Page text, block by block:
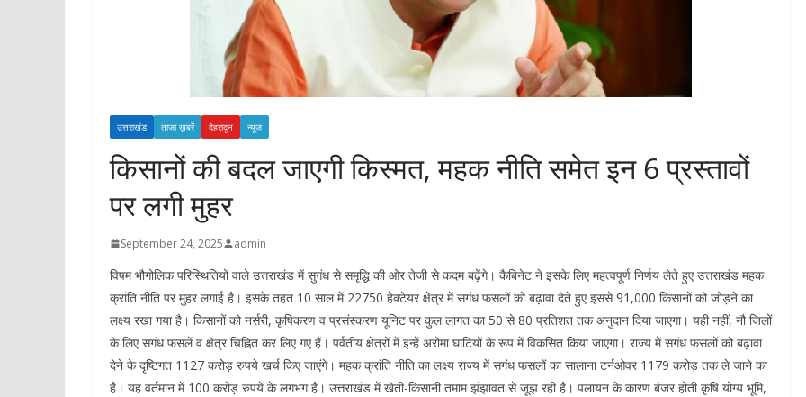
उत्तराखंड ताज़ा ख़बरें देहरादून न्यूज़
किसानों की बदल जाएगी किस्मत, महक नीति समेत इन 6 प्रस्तावों
पर लगी मुहर
September 24, 2025 admin
विषम भौगोलिक परिस्थितियों वाले उत्तराखंड में सुगंध से समृद्धि की ओर तेजी से कदम बढ़ेंगे। कैबिनेट ने इसके लिए महत्वपूर्ण निर्णय लेते हुए उत्तराखंड महक
क्रांति नीति पर मुहर लगाई है। इसके तहत 10 साल में 22750 हेक्टेयर क्षेत्र में सगंध फसलों को बढ़ावा देते हुए इससे 91,000 किसानों को जोड़ने का
लक्ष्य रखा गया है। किसानों को नर्सरी, कृषिकरण व प्रसंस्करण यूनिट पर कुल लागत का 50 से 80 प्रतिशत तक अनुदान दिया जाएगा। यही नहीं, नौ जिलों
के लिए सगंध फसलें व क्षेत्र चिह्नित कर लिए गए हैं। पर्वतीय क्षेत्रों में इन्हें अरोमा घाटियों के रूप में विकसित किया जाएगा। राज्य में सगंध फसलों को बढ़ावा
देने के दृष्टिगत 1127 करोड़ रुपये खर्च किए जाएंगे। महक क्रांति नीति का लक्ष्य राज्य में सगंध फसलों का सालाना टर्नओवर 1179 करोड़ तक ले जाने का
है। यह वर्तमान में 100 करोड़ रुपये के लगभग है। उत्तराखंड में खेती-किसानी तमाम झंझावत से जूझ रही है। पलायन के कारण बंजर होती कृषि योग्य भूमि,